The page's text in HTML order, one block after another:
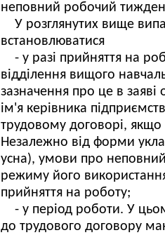
неповний робочий
У розглянутих вище
встановлюватися
- у разі прийняття на
відділення вищого
зазначення про це в
ім'я керівника
трудовому договорі, якщо
Незалежно від форми
усна), умови про
режиму його
прийняття на роботу;
- у період роботи. У
до трудового договору